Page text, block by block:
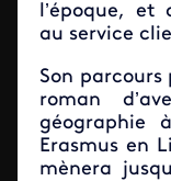
l’époque, et
au service
Son parcours
roman
géographie
Erasmus en
mènera